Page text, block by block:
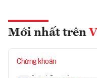
Mới nhất trên
Chứng khoán